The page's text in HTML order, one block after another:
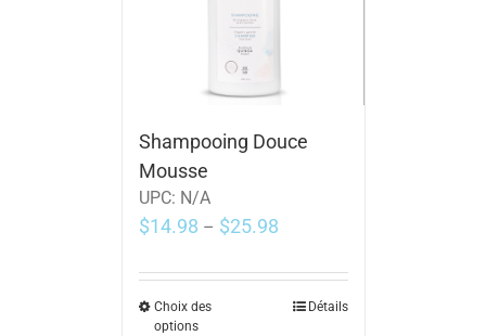
Shampooing Douce
Mousse
UPC: N/A
$14.98 – $25.98
Choix des
options
Détails